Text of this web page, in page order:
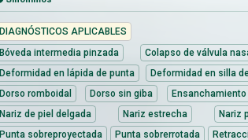
DIAGNÓSTICOS APLICABLES
Bóveda intermedia pinzada
Colapso de válvula
Deformidad en lápida de punta
Deformidad en silla
Dorso romboidal
Dorso sin giba Ensanchamiento
Nariz de piel delgada
Nariz estrecha Nariz
Punta sobreproyectada
Punta sobrerrotada